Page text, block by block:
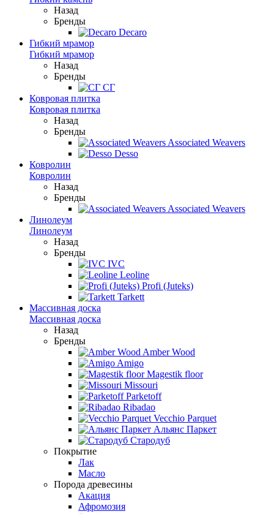
Назад
Бренды
Decaro
Гибкий мрамор
Гибкий мрамор
Назад
Бренды
СГ
Ковровая плитка
Ковровая плитка
Назад
Бренды
Associated Weavers
Desso
Ковролин
Ковролин
Назад
Бренды
Associated Weavers
Линолеум
Линолеум
Назад
Бренды
IVC
Leoline
Profi (Juteks)
Tarkett
Массивная доска
Массивная доска
Назад
Бренды
Amber Wood
Amigo
Magestik floor
Missouri
Parketoff
Ribadao
Vecchio Parquet
Альянс Паркет
Стародуб
Покрытие
Лак
Масло
Порода древесины
Акация
Афромозия